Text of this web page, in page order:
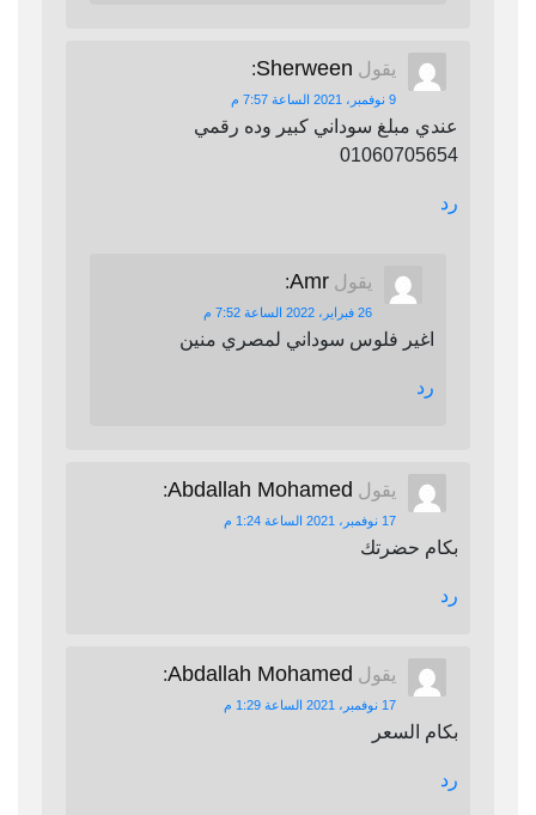
يقول Sherween
:
9 نوفمبر، 2021 الساعة 7:57 م
عندي مبلغ سوداني كبير وده رقمي
01060705654
رد
يقول Amr
:
26 فبراير، 2022 الساعة 7:52 م
اغير فلوس سوداني لمصري منين
رد
يقول Abdallah Mohamed
:
17 نوفمبر، 2021 الساعة 1:24 م
بكام حضرتك
رد
يقول Abdallah Mohamed
:
17 نوفمبر، 2021 الساعة 1:29 م
بكام السعر
رد